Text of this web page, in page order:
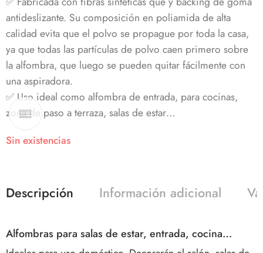
antideslizante. Su composición en poliamida de alta
calidad evita que el polvo se propague por toda la casa,
ya que todas las partículas de polvo caen primero sobre
la alfombra, que luego se pueden quitar fácilmente con
una aspiradora.
✅ Uso ideal como alfombra de entrada, para cocinas,
zona de paso a terraza, salas de estar…
Sin existencias
Descripción Información adicional
Alfombras para salas de estar, entrada, cocina…